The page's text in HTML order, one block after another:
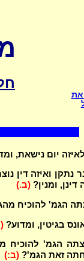
יום נישאת,
נתקן ואיזה דין
ומנין? (ב.)
הגמ' להוכיח
בגיטין, ומדוע?
הגמ' להוכיח
זאת הגמ'? (ב:)